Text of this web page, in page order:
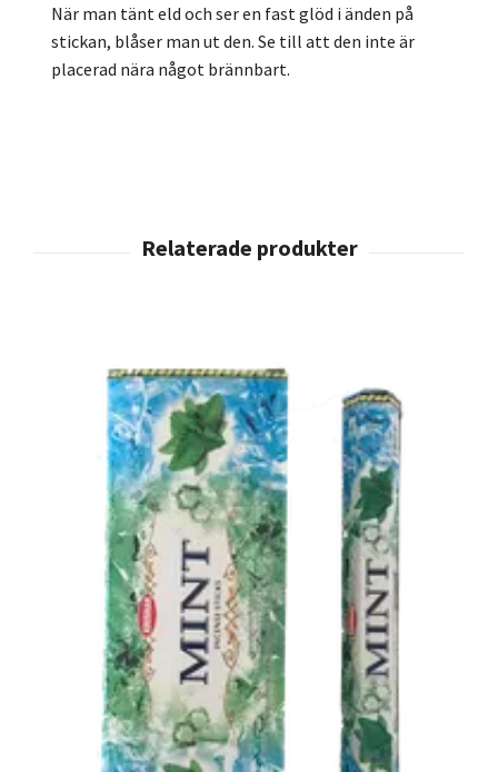
När man tänt eld och ser en fast glöd i änden på
stickan, blåser man ut den. Se till att den inte är
placerad nära något brännbart.